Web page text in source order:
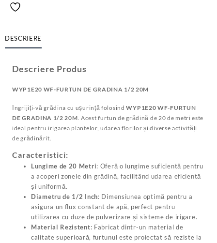
DESCRIERE
Descriere Produs
WYP1E20 WF-FURTUN DE GRADINA 1/2 20M
Îngrijiți-vă grădina cu ușurință folosindWYP1E20 WF-FURTUN
DE GRADINA 1/2 20M. Acest furtun de grădină de 20 de metri este
ideal pentru irigarea plantelor, udarea florilor și diverse activități
de grădinărit.
Caracteristici:
Lungime de 20 Metri: Oferă o lungime suficientă pentru
a acoperi zonele din grădină, facilitând udarea eficientă
și uniformă.
Diametru de 1/2 Inch: Dimensiunea optimă pentru a
asigura un flux constant de apă, perfect pentru
utilizarea cu duze de pulverizare și sisteme de irigare.
Material Rezistent: Fabricat dintr-un material de
calitate superioară, furtunul este proiectat să reziste la